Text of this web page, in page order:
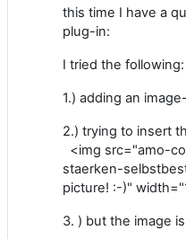
this time I have a
plug-in:
I tried the following:
1.) adding an
2.) trying to insert
<img src="amo-
staerken-
picture! :-)"
3. ) but the image